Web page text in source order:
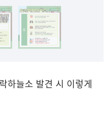
하늘소 발견 시 이렇게